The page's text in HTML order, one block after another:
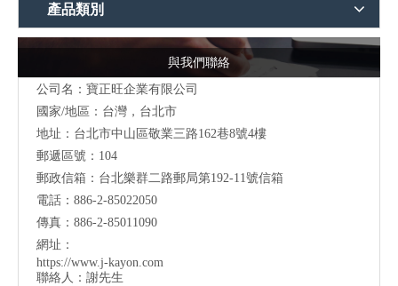
產品類別
與我們聯絡
公司名：寶正旺企業有限公司
國家/地區：台灣，台北市
地址：台北市中山區敬業三路162巷8號4樓
郵遞區號：104
郵政信箱：台北樂群二路郵局第192-11號信箱
電話：886-2-85022050
傳真：886-2-85011090
網址：
https://www.j-kayon.com
聯絡人：謝先生